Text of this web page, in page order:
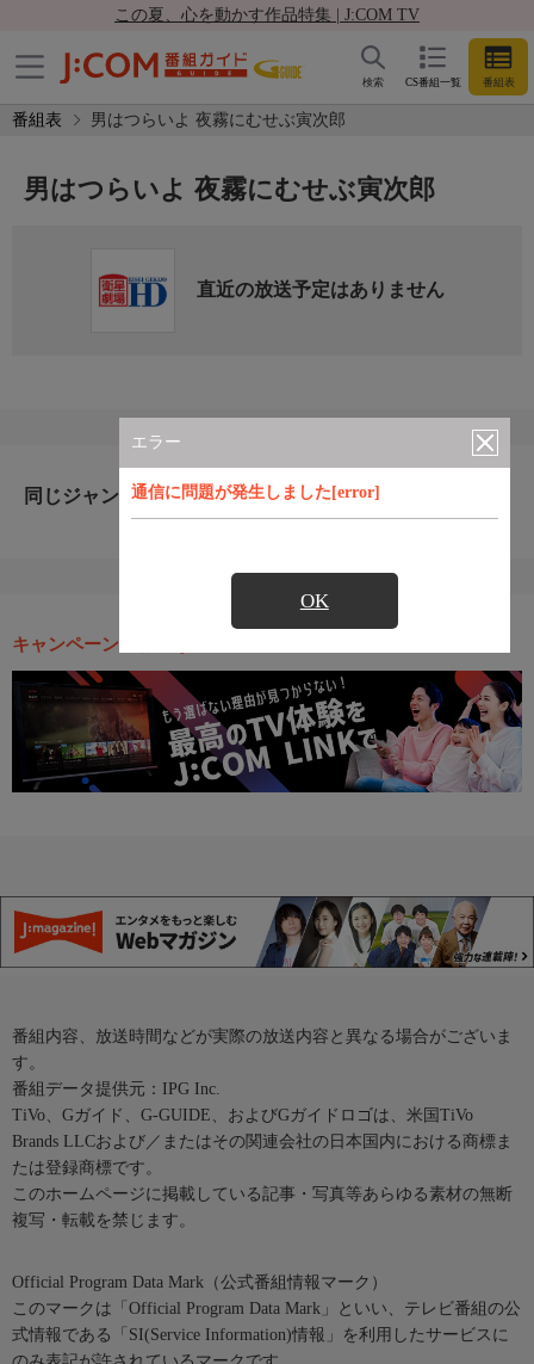
この夏、心を動かす作品特集 | J:COM TV
CS番組一覧 番組表
検索
番組表 男はつらいよ 夜霧にむせぶ寅次郎
エラー
通信に問題が発生しました[error]
OK
男はつらいよ 夜霧にむせぶ寅次郎
直近の放送予定はありません
同じジャンルのおすすめ番組
キャンペーン・お得な情報
番組内容、放送時間などが実際の放送内容と異なる場合がございま
す。
番組データ提供元：IPG Inc.
TiVo、Gガイド、G-GUIDE、およびGガイドロゴは、米国TiVo
Brands LLCおよび／またはその関連会社の日本国内における商標ま
たは登録商標です。
このホームページに掲載している記事・写真等あらゆる素材の無断
複写・転載を禁じます。
Official Program Data Mark（公式番組情報マーク）
このマークは「Official Program Data Mark」といい、テレビ番組の公
式情報である「SI(Service Information)情報」を利用したサービスに